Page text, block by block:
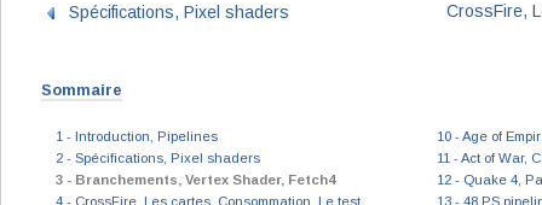
Spécifications, Pixel shaders CrossFire,
Sommaire
1 - Introduction, Pipelines
2 - Spécifications, Pixel shaders
3 - Branchements, Vertex Shader, Fetch4
4 - CrossFire, Les cartes, Consommation, Le test
10 - Age of
11 - Act of War,
12 - Quake 4,
13 - 48 PS